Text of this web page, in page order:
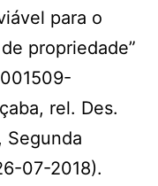
para o
propriedade”
rel. Des.
Segunda
07-2018).